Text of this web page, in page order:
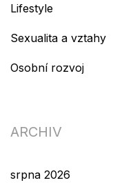
Lifestyle
Sexualita a vztahy
Osobní rozvoj
ARCHIV
srpna 2026